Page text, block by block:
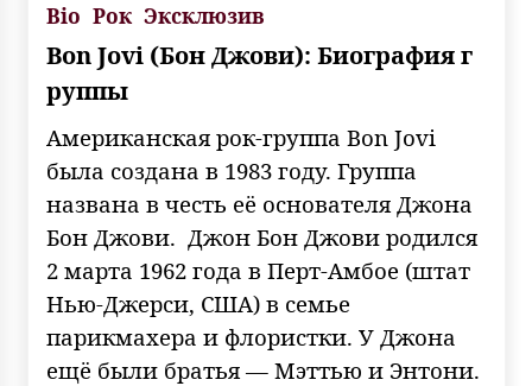
Bio Рок Эксклюзив
Bon Jovi (Бон Джови): Биография г
руппы
Американская рок-группа Bon Jovi
была создана в 1983 году. Группа
названа в честь её основателя Джона
Бон Джови. Джон Бон Джови родился
2 марта 1962 года в Перт-Амбое (штат
Нью-Джерси, США) в семье
парикмахера и флористки. У Джона
ещё были братья — Мэттью и Энтони.